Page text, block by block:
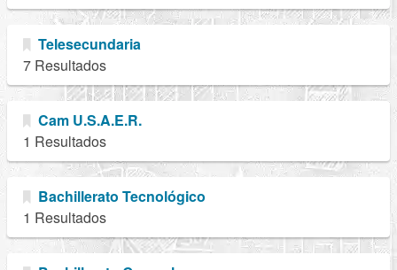
Telesecundaria
7 Resultados
Cam U.S.A.E.R.
1 Resultados
Bachillerato Tecnológico
1 Resultados